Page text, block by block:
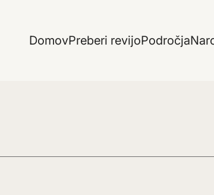
DomovPreberi revijoPodročja